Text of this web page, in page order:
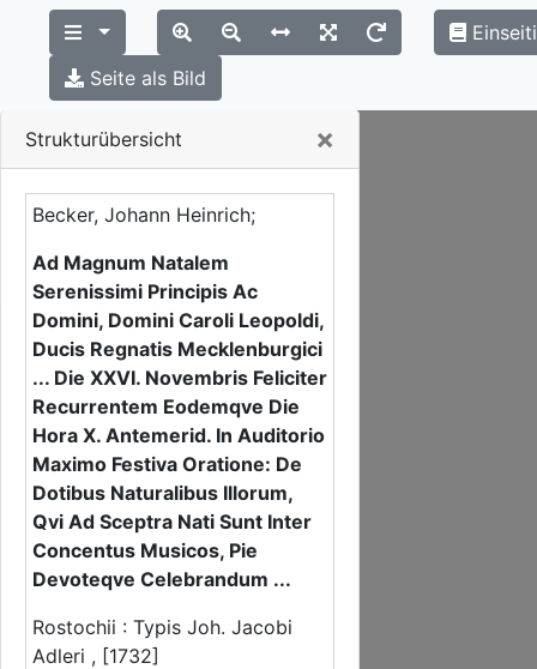
Strukturübersicht ×
Becker, Johann Heinrich;
Ad Magnum Natalem
Serenissimi Principis Ac
Domini, Domini Caroli Leopoldi,
Ducis Regnatis Mecklenburgici
... Die XXVI. Novembris Feliciter
Recurrentem Eodemqve Die
Hora X. Antemerid. In Auditorio
Maximo Festiva Oratione: De
Dotibus Naturalibus Illorum,
Qvi Ad Sceptra Nati Sunt Inter
Concentus Musicos, Pie
Devoteqve Celebrandum ...
Rostochii : Typis Joh. Jacobi
Adleri , [1732]
Seite als Bild